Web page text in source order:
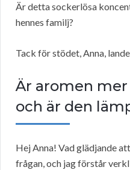
Är detta sockerlösa
hennes familj?
Tack för stödet, Anna,
Är aromen
och är den
Hej Anna! Vad glädjande
frågan, och jag förstår